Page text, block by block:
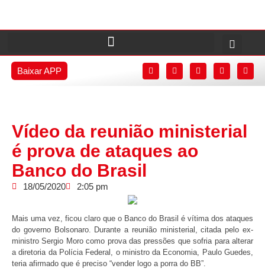
Baixar APP
Vídeo da reunião ministerial
é prova de ataques ao
Banco do Brasil
18/05/2020 2:05 pm
Mais uma vez, ficou claro que o Banco do Brasil é vítima dos ataques
do governo Bolsonaro. Durante a reunião ministerial, citada pelo ex-
ministro Sergio Moro como prova das pressões que sofria para alterar
a diretoria da Polícia Federal, o ministro da Economia, Paulo Guedes,
teria afirmado que é preciso “vender logo a porra do BB”.